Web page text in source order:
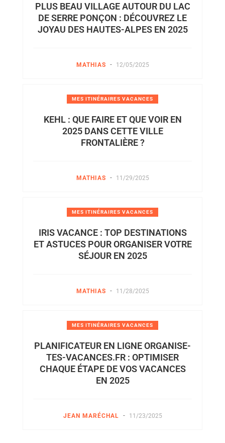
PLUS BEAU VILLAGE AUTOUR DU LAC
DE SERRE PONÇON : DÉCOUVREZ LE
JOYAU DES HAUTES-ALPES EN 2025
MATHIAS - 12/05/2025
MES ITINÉRAIRES VACANCES
KEHL : QUE FAIRE ET QUE VOIR EN
2025 DANS CETTE VILLE
FRONTALIÈRE ?
MATHIAS - 11/29/2025
MES ITINÉRAIRES VACANCES
IRIS VACANCE : TOP DESTINATIONS
ET ASTUCES POUR ORGANISER VOTRE
SÉJOUR EN 2025
MATHIAS - 11/28/2025
MES ITINÉRAIRES VACANCES
PLANIFICATEUR EN LIGNE ORGANISE-
TES-VACANCES.FR : OPTIMISER
CHAQUE ÉTAPE DE VOS VACANCES
EN 2025
JEAN MARÉCHAL - 11/23/2025